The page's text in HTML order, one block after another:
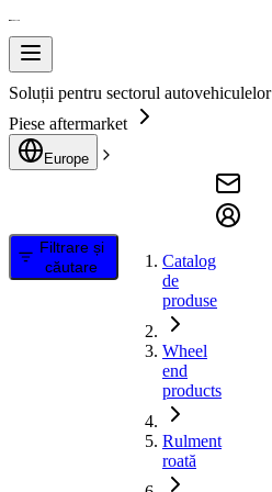
Soluții pentru sectorul autovehiculelor
Piese aftermarket
Europe
Filtrare și
căutare
Catalog
de
produse
Wheel
end
products
Rulment
roată